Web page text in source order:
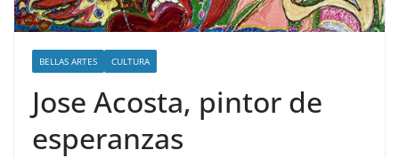
BELLAS ARTES CULTURA
Jose Acosta, pintor de
esperanzas